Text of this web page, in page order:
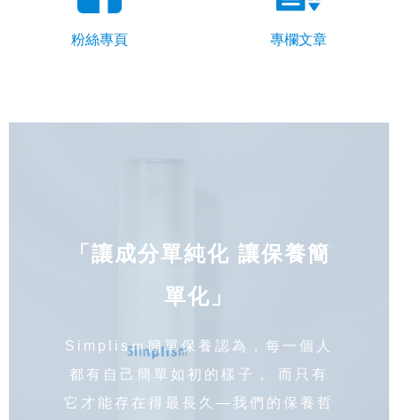
粉絲專頁 專欄文章
「讓成分單純化 讓保養簡
單化」
Simplisｍ簡單保養認為，每一個人
都有自己簡單如初的樣子， 而只有
它才能存在得最長久—我們的保養哲